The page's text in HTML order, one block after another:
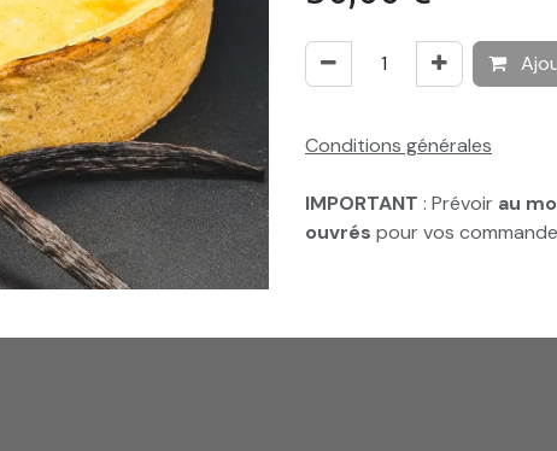
Conditions générales
IMPORTANT : Prévoir au
ouvrés pour vos